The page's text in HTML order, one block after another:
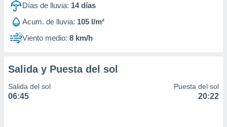
1199
Días de lluvia: 14días
Acum. de lluvia: 105 l/m²
Viento medio: 8 km/h
Salida y Puesta del sol
Salida del sol
06:45
Puesta del sol
20:22